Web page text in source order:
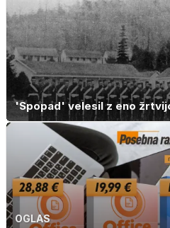
'Spopad' velesil z eno
OGLAS